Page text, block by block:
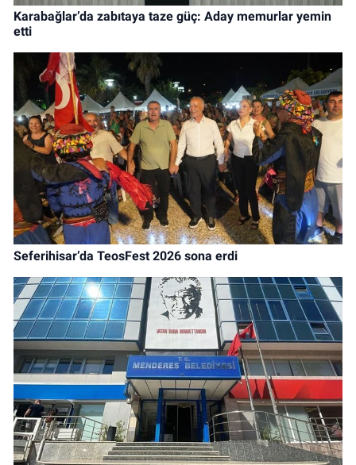
Karabağlar’da zabıtaya taze güç: Aday memurlar yemin
etti
Seferihisar’da TeosFest 2026 sona erdi